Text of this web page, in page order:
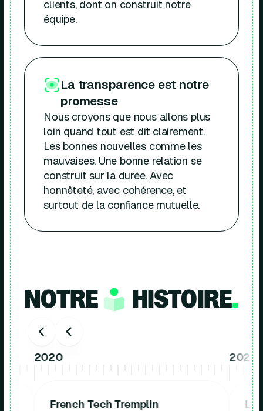
clients, dont on construit notre
équipe.
La transparence est notre
promesse
Nous croyons que nous allons plus
loin quand tout est dit clairement.
Les bonnes nouvelles comme les
mauvaises. Une bonne relation se
construit sur la durée. Avec
honnêteté, avec cohérence, et
surtout de la confiance mutuelle.
NOTRE HISTOIRE.
2020
French Tech Tremplin
2021